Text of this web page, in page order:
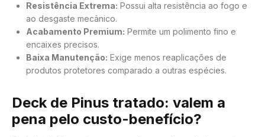
Resistência Extrema: Possui alta resistência ao fogo e
ao desgaste mecânico.
Acabamento Premium: Permite um polimento fino e
encaixes precisos.
Baixa Manutenção: Exige menos reaplicações de
produtos protetores comparado a outras espécies.
Deck de Pinus tratado: valem a
pena pelo custo-benefício?